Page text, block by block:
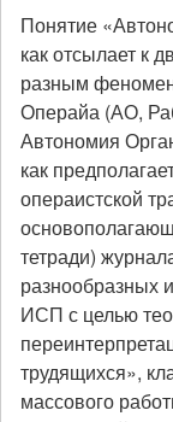
Понятие
как отсылает к
разным
Операйа (АО,
Автономия
как
операистской
тетради)
разнообразных
ИСП с целью
трудящихся»,
массового